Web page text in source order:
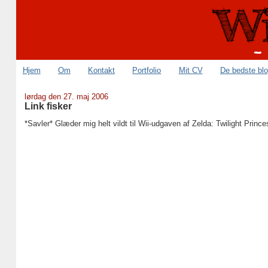
Hjem Om Kontakt Portfolio Mit CV De bedste
lørdag den 27. maj 2006
Link fisker
*Savler* Glæder mig helt vildt til Wii-udgaven af Zelda: Twilight